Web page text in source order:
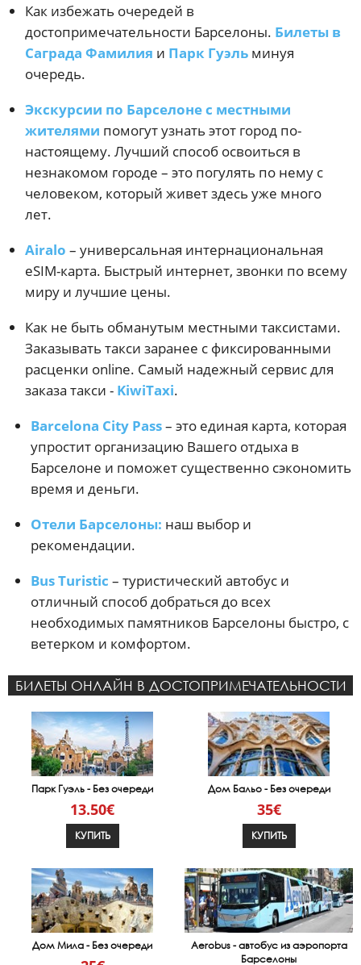
Как избежать очередей в
достопримечательности Барселоны. Билеты в
Саграда Фамилия и Парк Гуэль минуя
очередь.
Экскурсии по Барселоне с местными
жителями помогут узнать этот город по-
настоящему. Лучший способ освоиться в
незнакомом городе – это погулять по нему с
человеком, который живет здесь уже много
лет.
Airalo – универсальная интернациональная
eSIM-карта. Быстрый интернет, звонки по всему
миру и лучшие цены.
Как не быть обманутым местными таксистами.
Заказывать такси заранее с фиксированными
расценки online. Самый надежный сервис для
заказа такси - KiwiTaxi.
Barcelona City Pass– это единая карта, которая
упростит организацию Вашего отдыха в
Барселоне и поможет существенно сэкономить
время и деньги.
Отели Барселоны: наш выбор и
рекомендации.
Bus Turistic – туристический автобус и
отличный способ добраться до всех
необходимых памятников Барселоны быстро, с
ветерком и комфортом.
БИЛЕТЫ ОНЛАЙН В ДОСТОПРИМЕЧАТЕЛЬНОСТИ
Парк Гуэль - Без очереди
13.50€
КУПИТЬ
Дом Бальо - Без очереди
35€
КУПИТЬ
Дом Мила - Без очереди
Aerobus - автобус из аэропорта
Барселоны